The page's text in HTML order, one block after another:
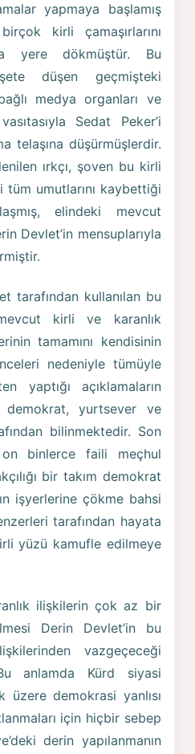
yapmaya başlamış
kirli çamaşırlarını
yere dökmüştür. Bu
düşen geçmişteki
medya organları ve
Sedat Peker’i
telaşına düşürmüşlerdir.
ırkçı, şoven bu kirli
tüm umutlarını kaybettiği
elindeki mevcut
Devlet’in mensuplarıyla
tarafından kullanılan bu
kirli ve karanlık
tamamını kendisinin
nedeniyle tümüyle
yaptığı açıklamaların
demokrat, yurtsever ve
bilinmektedir. Son
binlerce faili meçhul
bir takım demokrat
işyerlerine çökme bahsi
tarafından hayata
yüzü kamufle edilmeye
ilişkilerin çok az bir
Derin Devlet’in bu
vazgeçeceği
anlamda Kürd siyasi
demokrasi yanlısı
için hiçbir sebep
derin yapılanmanın